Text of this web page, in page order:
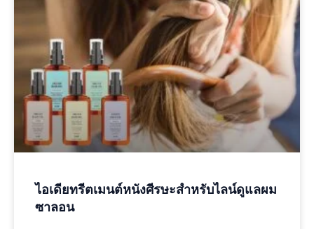
ไอเดียทรีตเมนต์หนังศีรษะสำหรับไลน์ดูแลผม
ซาลอน